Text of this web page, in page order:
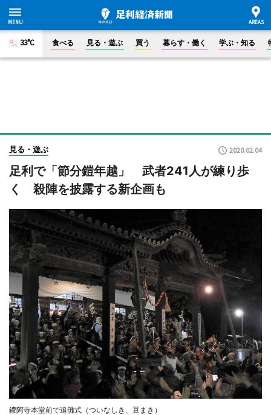
33°C 食べる 見る・遊ぶ 買う 暮らす・働く 学ぶ・知る
見る・遊ぶ 2020.02.04
足利で「節分鎧年越」 武者241人が練り歩
く 殺陣を披露する新企画も
鑁阿寺本堂前で追儺式（ついなしき、豆まき）